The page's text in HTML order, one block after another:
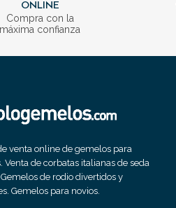
ONLINE
Compra con la
máxima confianza
venta online de gemelos para
Venta de corbatas italianas de seda
de rodio divertidos y
Gemelos para novios.